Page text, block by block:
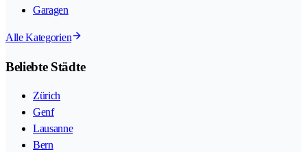
Garagen
Alle Kategorien
Beliebte Städte
Zürich
Genf
Lausanne
Bern